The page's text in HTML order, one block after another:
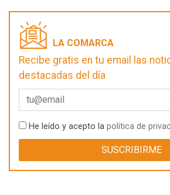
LA COMARCA
Recibe gratis en tu email las
destacadas del día
He leído y acepto la política de